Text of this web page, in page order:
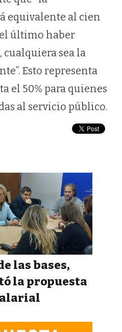
equivalente al cien
último haber
sea la
Esto representa
el 50% para quienes
al servicio público.
las bases,
la propuesta